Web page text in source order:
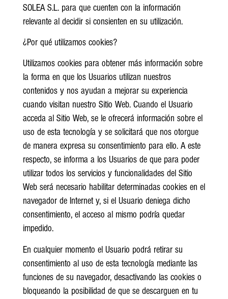
SOLEA S.L. para que cuenten con la información
relevante al decidir si consienten en su utilización.
¿Por qué utilizamos cookies?
Utilizamos cookies para obtener más información sobre
la forma en que los Usuarios utilizan nuestros
contenidos y nos ayudan a mejorar su experiencia
cuando visitan nuestro Sitio Web. Cuando el Usuario
acceda al Sitio Web, se le ofrecerá información sobre el
uso de esta tecnología y se solicitará que nos otorgue
de manera expresa su consentimiento para ello. A este
respecto, se informa a los Usuarios de que para poder
utilizar todos los servicios y funcionalidades del Sitio
Web será necesario habilitar determinadas cookies en el
navegador de Internet y, si el Usuario deniega dicho
consentimiento, el acceso al mismo podría quedar
impedido.
En cualquier momento el Usuario podrá retirar su
consentimiento al uso de esta tecnología mediante las
funciones de su navegador, desactivando las cookies o
bloqueando la posibilidad de que se descarguen en tu